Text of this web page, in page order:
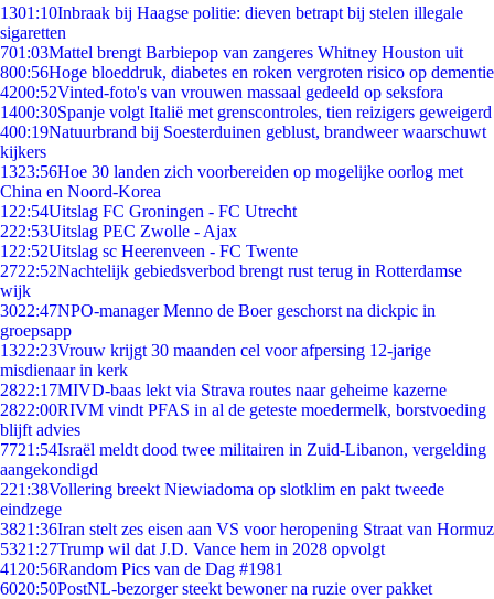
1301:10Inbraak bij Haagse politie: dieven betrapt bij stelen illegale
sigaretten
701:03Mattel brengt Barbiepop van zangeres Whitney Houston uit
800:56Hoge bloeddruk, diabetes en roken vergroten risico op dementie
4200:52Vinted-foto's van vrouwen massaal gedeeld op seksfora
1400:30Spanje volgt Italië met grenscontroles, tien reizigers geweigerd
400:19Natuurbrand bij Soesterduinen geblust, brandweer waarschuwt
kijkers
1323:56Hoe 30 landen zich voorbereiden op mogelijke oorlog met
China en Noord-Korea
1 22:54Uitslag FC Groningen - FC Utrecht
222:53Uitslag PEC Zwolle - Ajax
1 22:52Uitslag sc Heerenveen - FC Twente
2722:52Nachtelijk gebiedsverbod brengt rust terug in Rotterdamse
wijk
3022:47NPO-manager Menno de Boer geschorst na dickpic in
groepsapp
1322:23Vrouw krijgt 30 maanden cel voor afpersing 12-jarige
misdienaar in kerk
2822:17MIVD-baas lekt via Strava routes naar geheime kazerne
2822:00RIVM vindt PFAS in al de geteste moedermelk, borstvoeding
blijft advies
7721:54Israël meldt dood twee militairen in Zuid-Libanon, vergelding
aangekondigd
221:38Vollering breekt Niewiadoma op slotklim en pakt tweede
eindzege
3821:36Iran stelt zes eisen aan VS voor heropening Straat van Hormuz
5321:27Trump wil dat J.D. Vance hem in 2028 opvolgt
41 20:56Random Pics van de Dag #1981
6020:50PostNL-bezorger steekt bewoner na ruzie over pakket